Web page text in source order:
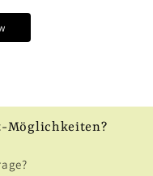
Möglichkeiten?